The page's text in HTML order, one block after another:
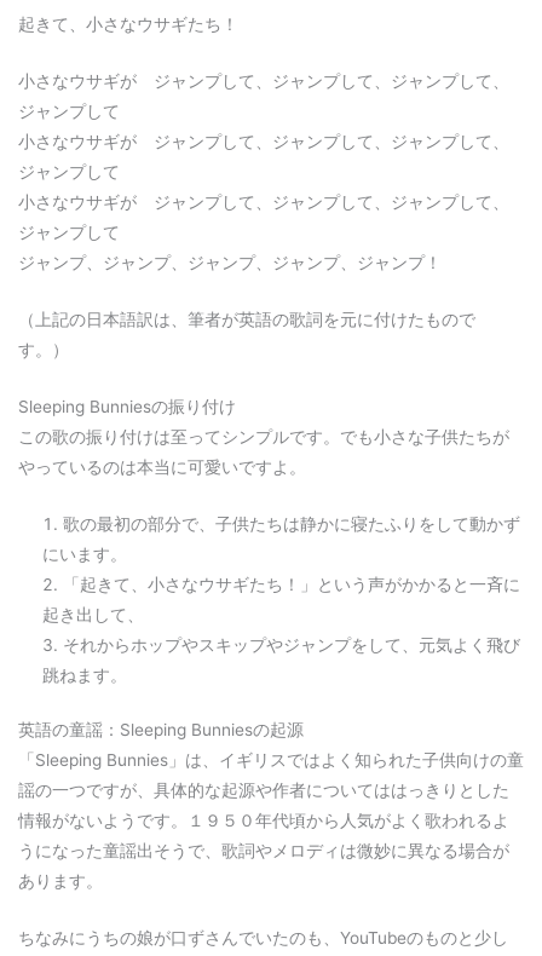
起きて、小さなウサギたち！
小さなウサギが ジャンプして、ジャンプして、ジャンプして、
ジャンプして
小さなウサギが ジャンプして、ジャンプして、ジャンプして、
ジャンプして
小さなウサギが ジャンプして、ジャンプして、ジャンプして、
ジャンプして
ジャンプ、ジャンプ、ジャンプ、ジャンプ、ジャンプ！
（上記の日本語訳は、筆者が英語の歌詞を元に付けたもので
す。）
Sleeping Bunniesの振り付け
この歌の振り付けは至ってシンプルです。でも小さな子供たちが
やっているのは本当に可愛いですよ。
歌の最初の部分で、子供たちは静かに寝たふりをして動かず
にいます。
「起きて、小さなウサギたち！」という声がかかると一斉に
起き出して、
それからホップやスキップやジャンプをして、元気よく飛び
跳ねます。
英語の童謡：Sleeping Bunniesの起源
「Sleeping Bunnies」は、イギリスではよく知られた子供向けの童
謡の一つですが、具体的な起源や作者についてははっきりとした
情報がないようです。１９５０年代頃から人気がよく歌われるよ
うになった童謡出そうで、歌詞やメロディは微妙に異なる場合が
あります。
ちなみにうちの娘が口ずさんでいたのも、YouTubeのものと少し